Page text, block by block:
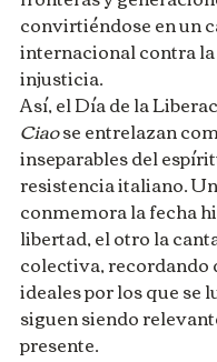
convirtiéndose en un
internacional contra
injusticia.
Así, el Día de la
Ciao se entrelazan
inseparables del
resistencia italiano.
conmemora la fecha
libertad, el otro la
colectiva, recordando
ideales por los que se
siguen siendo
presente.